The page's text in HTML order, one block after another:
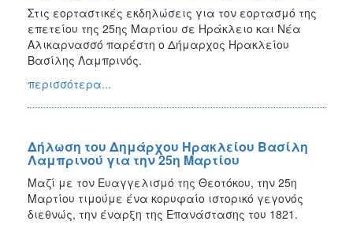
Στις εορταστικές εκδηλώσεις για τον εορτασμό της
επετείου της 25ης Μαρτίου σε Ηράκλειο και Νέα
Αλικαρνασσό παρέστη ο Δήμαρχος Ηρακλείου
Βασίλης Λαμπρινός.
περισσότερα...
Δήλωση του Δημάρχου Ηρακλείου Βασίλη
Λαμπρινού για την 25η Μαρτίου
Μαζί με τον Ευαγγελισμό της Θεοτόκου, την 25η
Μαρτίου τιμούμε ένα κορυφαίο ιστορικό γεγονός
διεθνώς, την έναρξη της Επανάστασης του 1821.